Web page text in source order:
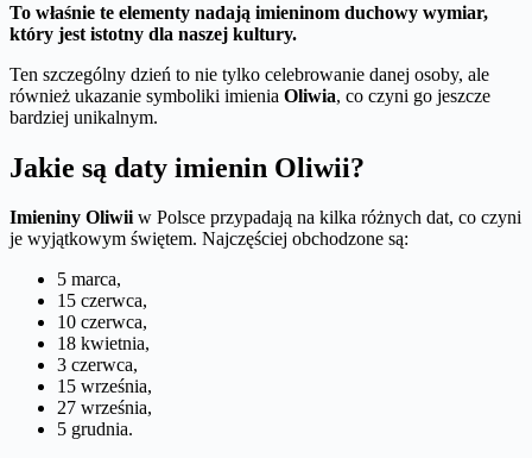
To właśnie te elementy nadają imieninom duchowy wymiar,
który jest istotny dla naszej kultury.
Ten szczególny dzień to nie tylko celebrowanie danej osoby, ale
również ukazanie symboliki imienia Oliwia, co czyni go jeszcze
bardziej unikalnym.
Jakie są daty imienin Oliwii?
Imieniny Oliwiiw Polsce przypadają na kilka różnych dat, co czyni
je wyjątkowym świętem. Najczęściej obchodzone są:
5 marca,
15 czerwca,
10 czerwca,
18 kwietnia,
3 czerwca,
15 września,
27 września,
5 grudnia.